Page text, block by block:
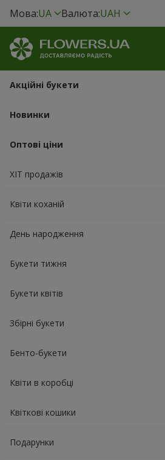
Мова:UA Валюта:UAH
Акційні букети
Новинки
Оптові ціни
ХІТ продажів
Квіти коханій
День народження
Букети тижня
Букети квітів
Збірні букети
Бенто-букети
Квіти в коробці
Квіткові кошики
Подарунки